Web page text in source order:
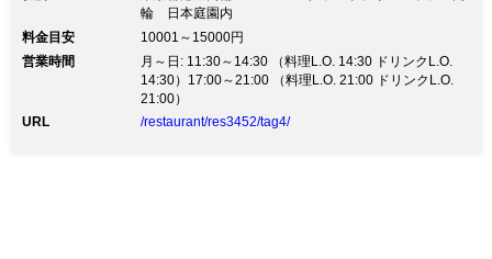
輪 日本庭園内
料金目安
10001～15000円
営業時間
月～日: 11:30～14:30 （料理L.O. 14:30 ドリンクL.O.
14:30）17:00～21:00 （料理L.O. 21:00 ドリンクL.O.
21:00）
URL
/restaurant/res3452/tag4/